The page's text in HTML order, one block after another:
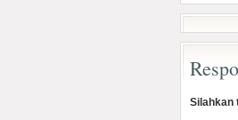
Silahkan